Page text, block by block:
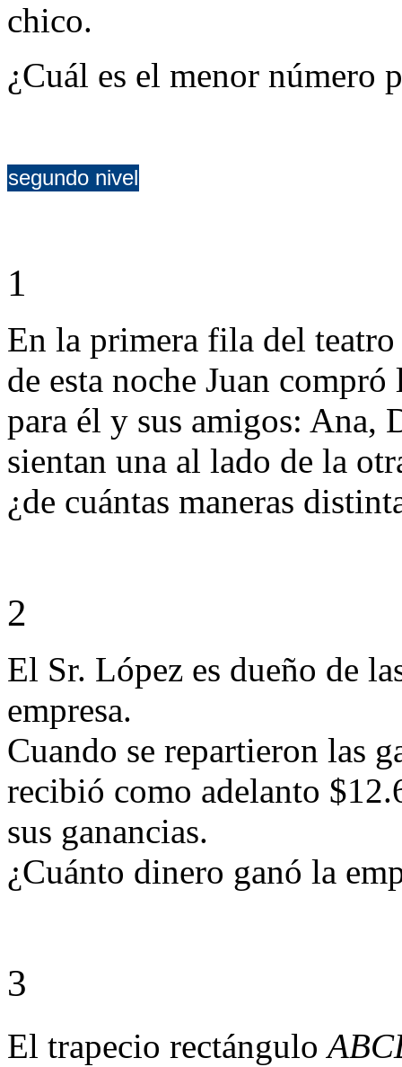
chico.
¿Cuál es el menor número
segundo nivel
1
En la primera fila del
de esta noche Juan
para él y sus amigos: Ana,
sientan una al lado de la
¿de cuántas maneras
2
El Sr. López es dueño de
empresa.
Cuando se repartieron las
recibió como adelanto
sus ganancias.
¿Cuánto dinero ganó la
3
El trapecio rectángulo